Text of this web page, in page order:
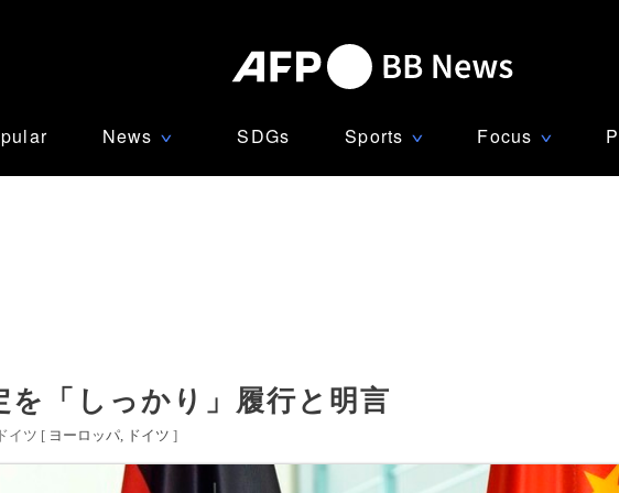
News ∨ SDGs Sports ∨ Focus ∨
を「しっかり」履行と明言
イツ [ ヨーロッパ ドイツ ]